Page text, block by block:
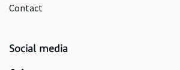
Contact
Social media